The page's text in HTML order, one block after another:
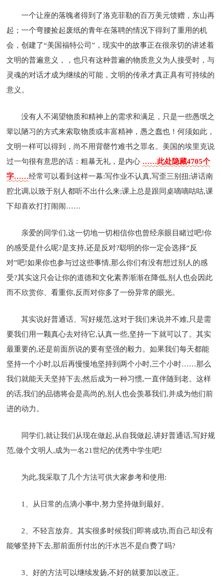
一个让座的落魄者得到了洛克菲勒的百万美元馈赠，东山再
起；一个弯腰捡起废纸的青年在落聘的情况下得到了重用的机
会，创建了“美国福特公司”，现实中的故事正在很亲切的讲述着
文明的普遍意义，，也只有这种普遍的物质意义为人接受时，与
灵魂的对话才成为继续的可能，文明的传承才真正具有可持续的
意义。
没有人不渴望物质和精神上的需求和满足，只是一些愚氓之
辈以陋习的方式来索取物质或丰富精神，愚之蠢也！何须如此，
文明一样可以得到，尚不用背罄竹难书之罪名。美国的埃里克说
过一句很有意思的话：粗暴无礼，是内心 ……此处隐藏4705个
字……经常可以看到这样一幕:写作业不认真,写歪三别扭;讲话南
腔北调,以致于别人都听不出什么来;课上总是跟同桌嘀嘀咕咕,课
下却喜欢打打闹闹……
亲爱的同学们,这一切地一切相信你也曾经亲眼目睹过吧!你
的感受是什么呢?是支持,还是反对?聪明的你一定会选择“反
对”吧!如果你也参与过这些事情,那么你们有没有想过别人的感
受?其实这只会让你的道德和文化素养渐渐在降低,别人也会因此
而不欣赏你、看重你,反而对你多了一份异常的眼光。
其实说好普通话、写好规范,这对于我们来说并不难,只是需
要我们用一颗真心去对待它,认真一些,坚持一下就可以了。其实
最重要的,还是前面所说的要有坚强的毅力。如果我们每天都能
坚持一个小时,以后再慢慢地坚持到两个小时,三个小时……那么
我们就能天天坚持下去,然后成为一种习惯,一直伴随到老。这样
的话,我们的品德将会是高尚的,别人也会羡慕我们,并成为他们前
进的动力。
同学们,就让我们从现在做起,从自我做起,讲好普通话,写好规
范,做个文明人,成为一名21世纪的优秀中学生吧!
为此,我采取了几个方法可供大家参考和使用:
1、从日常的点滴小事中,努力坚持做到最好。
2、不轻言放弃。其实很多时候我们即将成功,而自己却没有
能够坚持下去,那前面所付出的汗水岂不是白费了吗?
3、好的方法可以继续发扬,不好的就要加以改正。